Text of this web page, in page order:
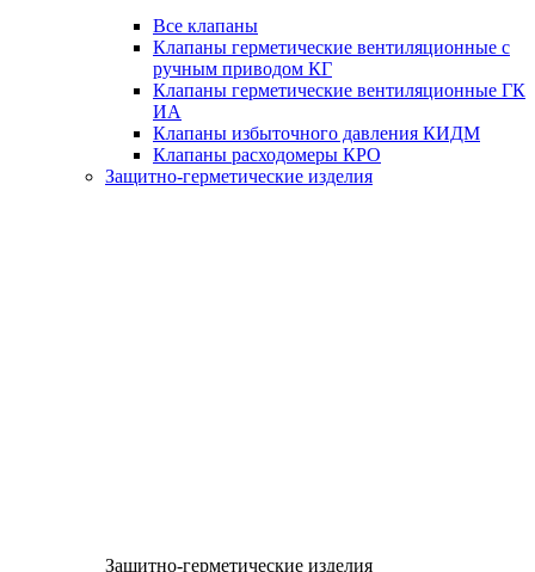
Все клапаны
Клапаны герметические вентиляционные с
ручным приводом КГ
Клапаны герметические вентиляционные ГК
ИА
Клапаны избыточного давления КИДМ
Клапаны расходомеры КРО
Защитно-герметические изделия
Защитно-герметические изделия